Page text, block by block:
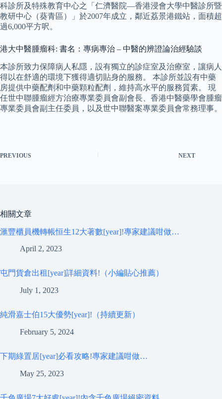
科診所及特殊教育中心之「仁濟醫院—香港浸會大學中醫診所暨
教研中心（葵青區）」於2007年成立，鄰近荔景港鐵站，面積超
過6,000平方呎。
港大中醫腫瘤科: 書名：專病專治 – 中醫的辨證論治經驗談
本診所致力保障病人私隱，設有獨立的診症室及治療室，讓病人
得以在舒適的環境下獲得適切貼身的服務。 本診所並設有中藥
房提供中藥配劑和中藥顆粒配劑，維持高水平的服務質素。 現
任世中聯腫瘤經方治療專業委員會副會長、香港中醫藥學會腫瘤
專業委員會副主任委員，以及世中聯醫案專業委員會常務理事。
PREVIOUS NEXT
相關文章
滙豐櫃員機轉帳恒生12大著數[year]!專家建議咁做…
April 2, 2023
屯門貨倉出租[year]詳細資料!（小編貼心推薦）
July 1, 2023
純滑嘉士伯15大優勢[year]!（持續更新）
February 5, 2024
下期綠置居[year]必看攻略!專家建議咁做…
May 25, 2023